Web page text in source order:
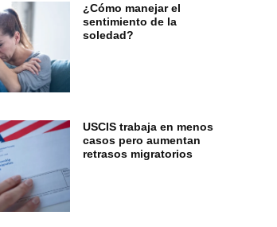
¿Cómo manejar el
sentimiento de la
soledad?
USCIS trabaja en menos
casos pero aumentan
retrasos migratorios